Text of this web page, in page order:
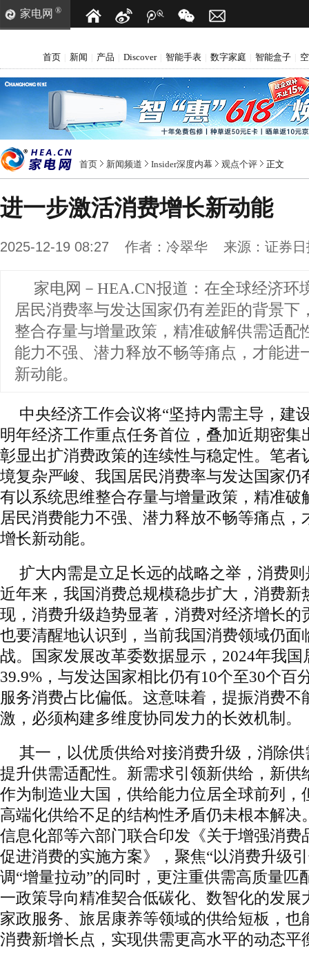
家电网 ®
首页 新闻 产品 Discover 智能手表 数字家庭 智能盒子
首页 新闻频道 Insider深度内幕 观点个评 正文
进一步激活消费增长新动能
2025-12-19 08:27 作者： 冷翠华 来源： 证券日
家电网－HEA.CN报道： 在全球经济环
居民消费率与发达国家仍有差距的背景下
整合存量与增量政策，精准破解供需适配
能力不强、潜力释放不畅等痛点，才能进
新动能。
中央经济工作会议将“坚持内需主导，建
明年经济工作重点任务首位，叠加近期密集
彰显出扩消费政策的连续性与稳定性。笔者
境复杂严峻、我国居民消费率与发达国家仍
有以系统思维整合存量与增量政策，精准破
居民消费能力不强、潜力释放不畅等痛点，
增长新动能。
扩大内需是立足长远的战略之举，消费
近年来，我国消费总规模稳步扩大，消费新
现，消费升级趋势显著，消费对经济增长的
也要清醒地认识到，当前我国消费领域仍面
战。国家发展改革委数据显示，2024年我国
39.9%，与发达国家相比仍有10个至30个百
服务消费占比偏低。这意味着，提振消费不
激，必须构建多维度协同发力的长效机制。
其一，以优质供给对接消费升级，消除
提升供需适配性。新需求引领新供给，新供
作为制造业大国，供给能力位居全球前列，
高端化供给不足的结构性矛盾仍未根本解决
信息化部等六部门联合印发《关于增强消费
促进消费的实施方案》，聚焦“以消费升级
调“增量拉动”的同时，更注重供需高质量匹
一政策导向精准契合低碳化、数智化的发展
家政服务、旅居康养等领域的供给短板，也
消费新增长点，实现供需更高水平的动态平